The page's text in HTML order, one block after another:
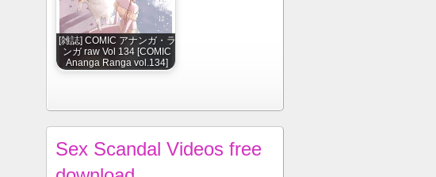
[雑誌] COMIC アナンガ・ラ
ンガ raw Vol 134 [COMIC
Ananga Ranga vol.134]
Sex Scandal Videos free